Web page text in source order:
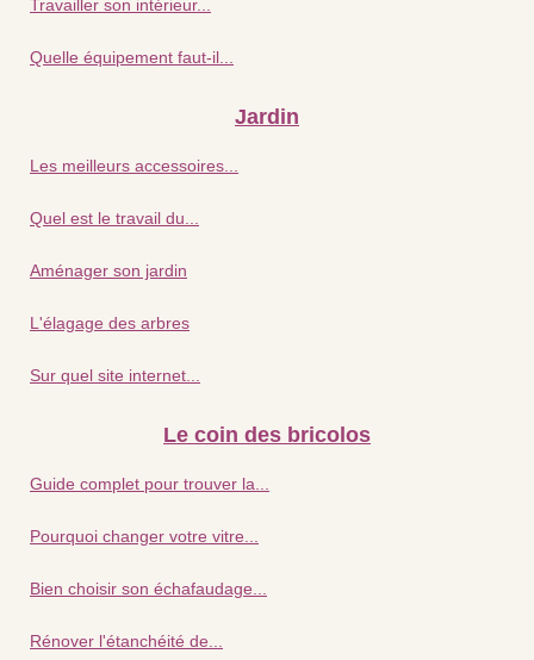
Travailler son intérieur...
Quelle équipement faut-il...
Jardin
Les meilleurs accessoires...
Quel est le travail du...
Aménager son jardin
L'élagage des arbres
Sur quel site internet...
Le coin des bricolos
Guide complet pour trouver la...
Pourquoi changer votre vitre...
Bien choisir son échafaudage...
Rénover l'étanchéité de...